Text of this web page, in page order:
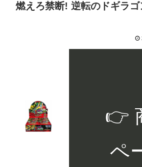
燃えろ禁断! 逆転のドギラ
👉
ペ